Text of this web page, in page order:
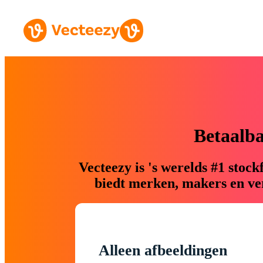
Vecteezy is 's werelds #1
biedt merken, makers en
Alleen afbeeldingen